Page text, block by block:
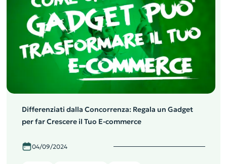
Differenziati dalla Concorrenza: Regala un Gadget
per far Crescere il Tuo E-commerce
04/09/2024